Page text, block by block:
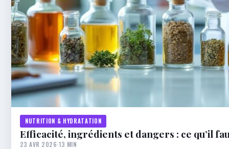
NUTRITION & HYDRATATION
Efficacité, ingrédients et dangers : ce qu’il
23 AVR 2026·13 MIN